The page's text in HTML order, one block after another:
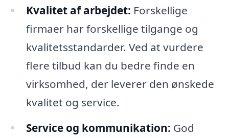
Kvalitet af arbejdet: Forskellige
firmaer har forskellige tilgange og
kvalitetsstandarder. Ved at vurdere
flere tilbud kan du bedre finde en
virksomhed, der leverer den ønskede
kvalitet og service.
Service og kommunikation: God